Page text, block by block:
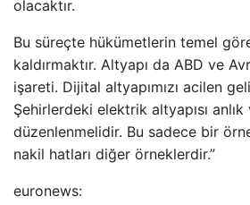
olacaktır.
Bu süreçte hükümetlerin temel
kaldırmaktır. Altyapı da ABD ve
işareti. Dijital altyapımızı acilen
Şehirlerdeki elektrik altyapısı
düzenlenmelidir. Bu sadece bir
nakil hatları diğer örneklerdir.”
euronews: